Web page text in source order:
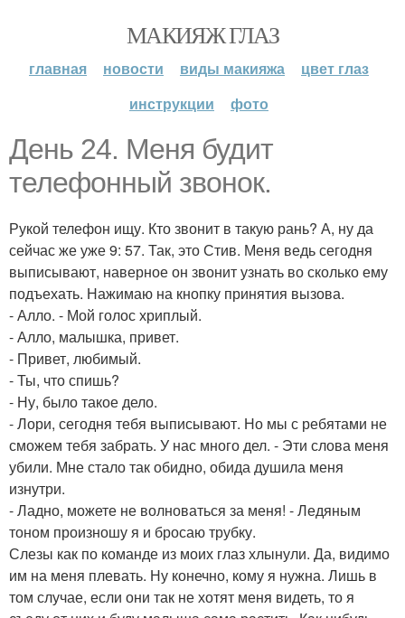
МАКИЯЖ ГЛАЗ
главная новости виды макияжа
цвет глаз
инструкции
фото
День 24. Меня будит
телефонный звонок.
Рукой телефон ищу. Кто звонит в такую рань? А, ну да
сейчас же уже 9: 57. Так, это Стив. Меня ведь сегодня
выписывают, наверное он звонит узнать во сколько ему
подъехать. Нажимаю на кнопку принятия вызова.
- Алло. - Мой голос хриплый.
- Алло, малышка, привет.
- Привет, любимый.
- Ты, что спишь?
- Ну, было такое дело.
- Лори, сегодня тебя выписывают. Но мы с ребятами не
сможем тебя забрать. У нас много дел. - Эти слова меня
убили. Мне стало так обидно, обида душила меня
изнутри.
- Ладно, можете не волноваться за меня! - Ледяным
тоном произношу я и бросаю трубку.
Слезы как по команде из моих глаз хлынули. Да, видимо
им на меня плевать. Ну конечно, кому я нужна. Лишь в
том случае, если они так не хотят меня видеть, то я